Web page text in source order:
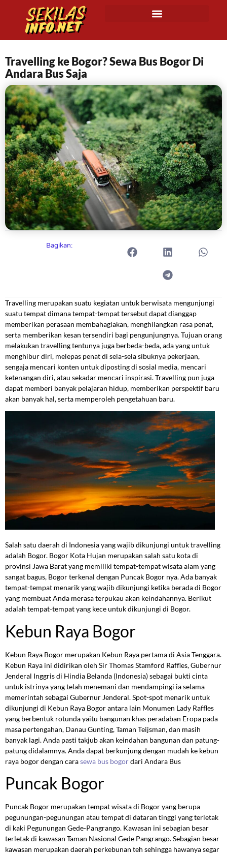
Travelling ke Bogor? Sewa Bus Bogor Di
Andara Bus Saja
Bagikan:
Travelling merupakan suatu kegiatan untuk berwisata mengunjungi
suatu tempat dimana tempat-tempat tersebut dapat dianggap
memberikan perasaan membahagiakan, menghilangkan rasa penat,
serta memberikan kesan tersendiri bagi pengunjungnya. Tujuan orang
melakukan travelling tentunya juga berbeda-beda, ada yang untuk
menghibur diri, melepas penat di sela-sela sibuknya pekerjaan,
sengaja mencari konten untuk diposting di sosial media, mencari
ketenangan diri, atau sekadar mencari inspirasi. Travelling pun juga
dapat memberi banyak pelajaran hidup, memberikan perspektif baru
akan banyak hal, serta memperoleh pengetahuan baru.
Salah satu daerah di Indonesia yang wajib dikunjungi untuk travelling
adalah Bogor. Bogor Kota Hujan merupakan salah satu kota di
provinsi Jawa Barat yang memiliki tempat-tempat wisata alam yang
sangat bagus, Bogor terkenal dengan Puncak Bogor nya. Ada banyak
tempat-tempat menarik yang wajib dikunjungi ketika berada di Bogor
yang membuat Anda merasa terpukau akan keindahannya. Berikut
adalah tempat-tempat yang kece untuk dikunjungi di Bogor.
Kebun Raya Bogor
Kebun Raya Bogor merupakan Kebun Raya pertama di Asia Tenggara.
Kebun Raya ini didirikan oleh Sir Thomas Stamford Raffles, Gubernur
Jenderal Inggris di Hindia Belanda (Indonesia) sebagai bukti cinta
untuk istrinya yang telah menemani dan mendampingi ia selama
memerintah sebagai Gubernur Jenderal. Spot-spot menarik untuk
dikunjungi di Kebun Raya Bogor antara lain Monumen Lady Raffles
yang berbentuk rotunda yaitu bangunan khas peradaban Eropa pada
masa pertengahan, Danau Gunting, Taman Teijsman, dan masih
banyak lagi. Anda pasti takjub akan keindahan bangunan dan patung-
patung didalamnya. Anda dapat berkunjung dengan mudah ke kebun
raya bogor dengan carasewa bus bogordari Andara Bus
Puncak Bogor
Puncak Bogor merupakan tempat wisata di Bogor yang berupa
pegunungan-pegunungan atau tempat di dataran tinggi yang terletak
di kaki Pegunungan Gede-Pangrango. Kawasan ini sebagian besar
terletak di kawasan Taman Nasional Gede Pangrango. Sebagian besar
kawasan merupakan daerah perkebunan teh sehingga hawanya segar